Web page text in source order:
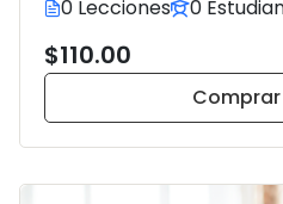
0 Lecciones
0
$110.00